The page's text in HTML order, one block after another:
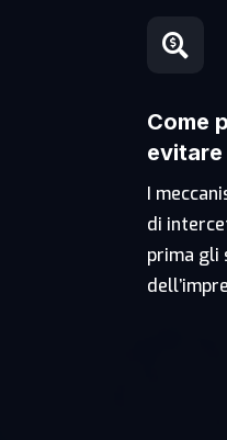

Come
evitare
I
di
prima gli